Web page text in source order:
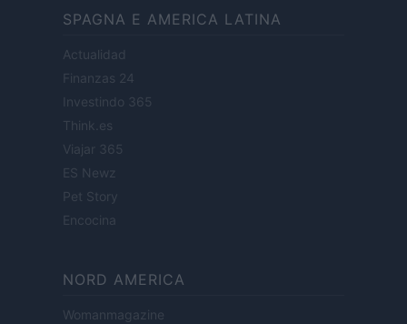
SPAGNA E AMERICA LATINA
Actualidad
Finanzas 24
Investindo 365
Think.es
Viajar 365
ES Newz
Pet Story
Encocina
NORD AMERICA
Womanmagazine